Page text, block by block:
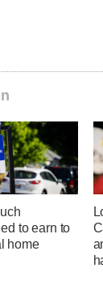
to earn to
home